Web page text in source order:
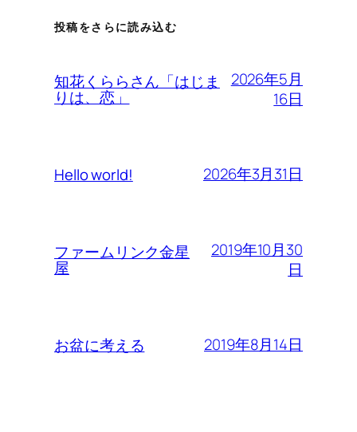
投稿をさらに読み込む
知花くららさん「はじま
りは、恋」
2026年5月
16日
Hello world! 2026年3月31日
ファームリンク金星
屋
2019年10月30
日
お盆に考える 2019年8月14日